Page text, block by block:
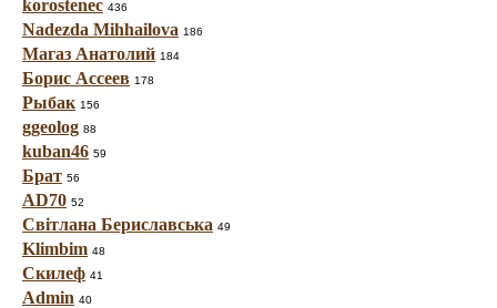
korostenec 436
Nadezda Mihhailova 186
Магаз Анатолий 184
Борис Ассеев 178
Рыбак 156
ggeolog 88
kuban46 59
Брат 56
AD70 52
Світлана Бериславська 49
Klimbim 48
Скилеф 41
Admin 40